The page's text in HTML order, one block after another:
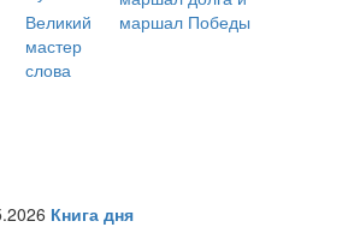
Великий
мастер
слова
маршал Победы
Книга дня